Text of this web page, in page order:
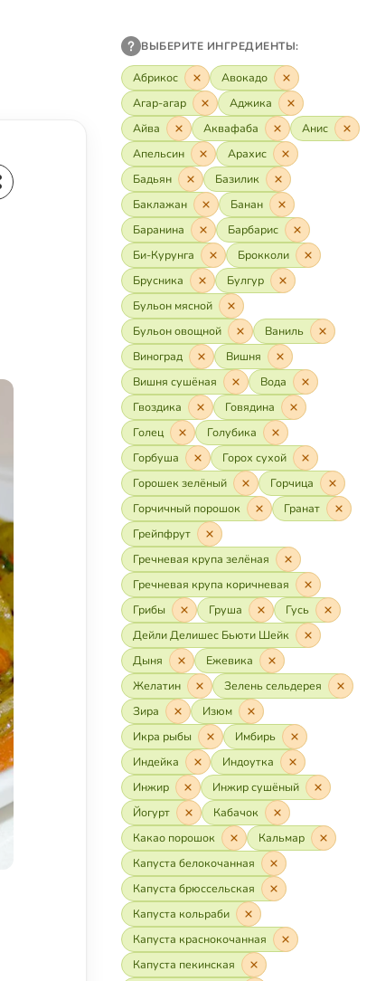
ВЫБЕРИТЕ ИНГРЕДИЕНТЫ:
Абрикос
Авокадо
Агар-агар
Аджика
Айва
Аквафаба
Анис
Апельсин
Арахис
Бадьян
Базилик
Баклажан
Банан
Баранина
Барбарис
Би-Курунга
Брокколи
Брусника
Булгур
Бульон мясной
Бульон овощной
Ваниль
Виноград
Вишня
Вишня сушёная
Вода
Гвоздика
Говядина
Голец
Голубика
Горбуша
Горох сухой
Горошек зелёный
Горчица
Горчичный порошок
Гранат
Грейпфрут
Гречневая крупа зелёная
Гречневая крупа коричневая
Грибы
Груша
Гусь
Дейли Делишес Бьюти Шейк
Дыня
Ежевика
Желатин
Зелень сельдерея
Зира
Изюм
Икра рыбы
Имбирь
Индейка
Индоутка
Инжир
Инжир сушёный
Йогурт
Кабачок
Какао порошок
Кальмар
Капуста белокочанная
Капуста брюссельская
Капуста кольраби
Капуста краснокочанная
Капуста пекинская